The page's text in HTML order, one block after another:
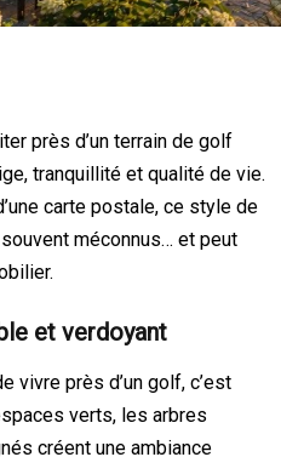
près d’un terrain de golf
tranquillité et qualité de vie.
carte postale, ce style de
méconnus… et peut
et verdoyant
vivre près d’un golf, c’est
verts, les arbres
créent une ambiance